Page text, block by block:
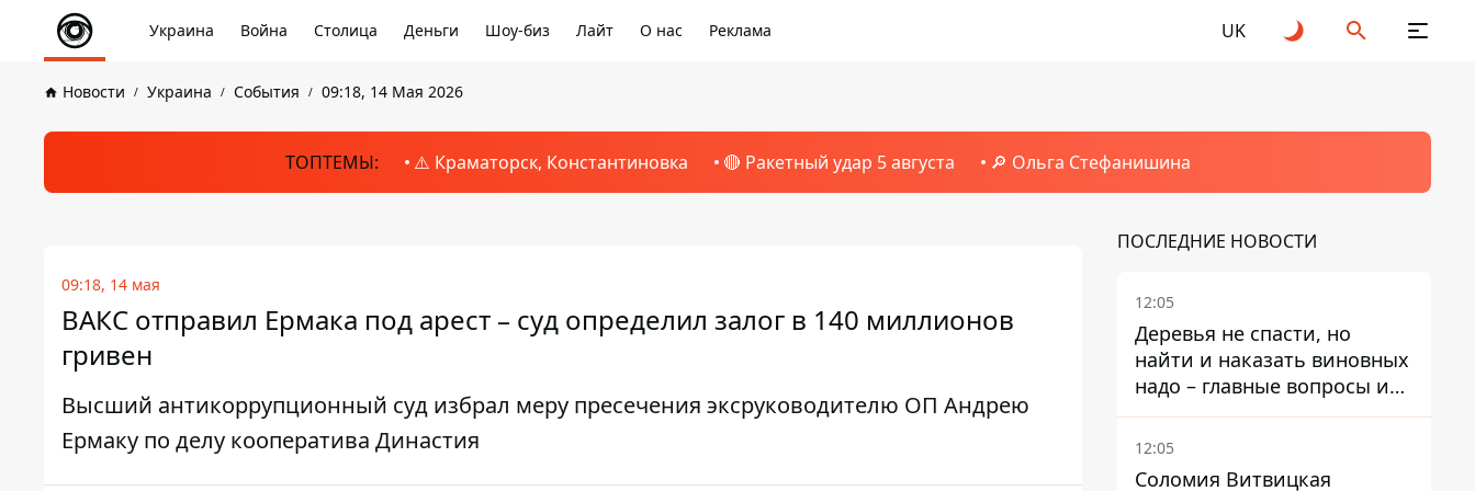
Украина Война Столица Деньги Шоу-биз Лайт О нас Реклама UK
Новости Украина События 09:18, 14 Мая 2026
ТОПТЕМЫ: ⚠️ Краматорск, Константиновка 🔴 Ракетный удар 5 августа 🔎 Ольга Стефанишина
09:18, 14 мая
ВАКС отправил Ермака под арест – суд определил залог в 140 миллионов
гривен
Высший антикоррупционный суд избрал меру пресечения эксруководителю ОП Андрею
Ермаку по делу кооператива Династия
ПОСЛЕДНИЕ НОВОСТИ
12:05
Деревья не спасти, но
найти и наказать виновных
надо – главные вопросы и
выводы из конфликта на
Теремках
12:05
Соломия Витвицкая